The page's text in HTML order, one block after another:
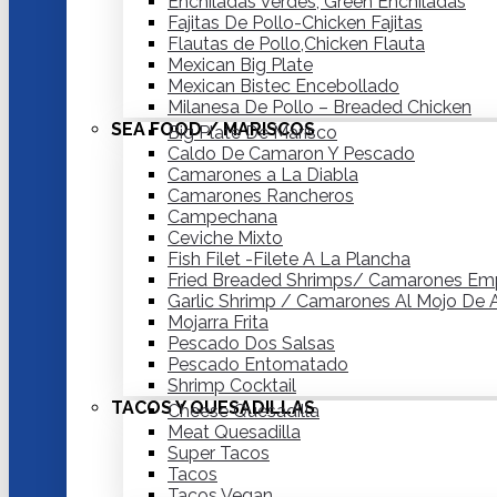
Fajitas De Pollo-Chicken Fajitas
Flautas de Pollo,Chicken Flauta
Mexican Big Plate
Mexican Bistec Encebollado
Milanesa De Pollo – Breaded Chicken
SEA FOOD / MARISCOS
Big Plate De Marisco
Caldo De Camaron Y Pescado
Camarones a La Diabla
Camarones Rancheros
Campechana
Ceviche Mixto
Fish Filet -Filete A La Plancha
Fried Breaded Shrimps/ Camarones
Garlic Shrimp / Camarones Al Mojo De
Mojarra Frita
Pescado Dos Salsas
Pescado Entomatado
Shrimp Cocktail
TACOS Y QUESADILLAS
Cheese Quesadilla
Meat Quesadilla
Super Tacos
Tacos